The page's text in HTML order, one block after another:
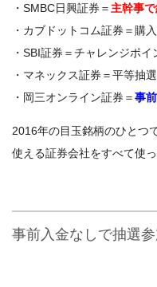
・SMBC日興証券＝主幹事
・カブドットコム証券＝購
・SBI証券＝チャレンジポイ
・マネックス証券＝平等抽選
・岡三オンライン証券＝事
2016年の目玉銘柄のひとつ
使える証券会社をすべて使
事前入金なしで抽選参